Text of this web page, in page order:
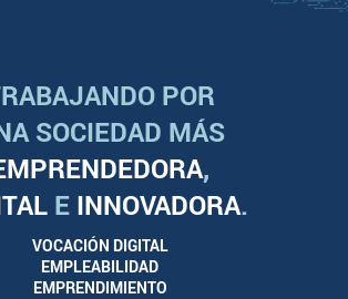
POR
SOCIEDAD MÁS
,
E INNOVADORA.
VOCACIÓN DIGITAL
EMPLEABILIDAD
EMPRENDIMIENTO